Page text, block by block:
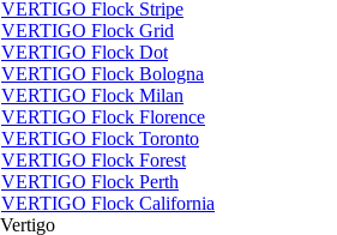
VERTIGO Flock Stripe
VERTIGO Flock Grid
VERTIGO Flock Dot
VERTIGO Flock Bologna
VERTIGO Flock Milan
VERTIGO Flock Florence
VERTIGO Flock Toronto
VERTIGO Flock Forest
VERTIGO Flock Perth
VERTIGO Flock California